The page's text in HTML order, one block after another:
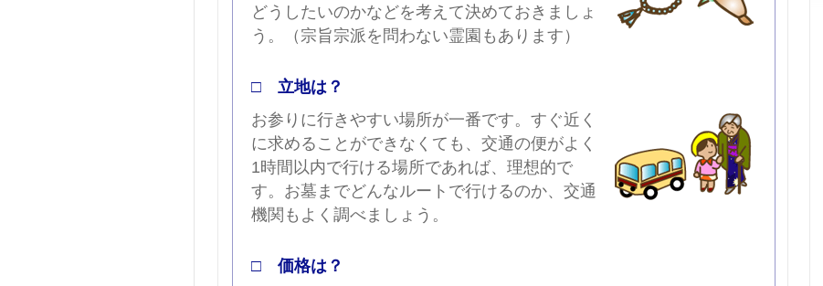
どうしたいのかなどを考えて決めておきましょ
う。（宗旨宗派を問わない霊園もあります）
□ 立地は？
お参りに行きやすい場所が一番です。すぐ近く
に求めることができなくても、交通の便がよく
1時間以内で行ける場所であれば、理想的で
す。お墓までどんなルートで行けるのか、交通
機関もよく調べましょう。
□ 価格は？